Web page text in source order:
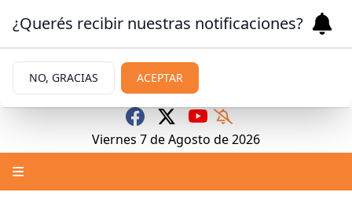
Viernes 7deAgosto de 2026
¿Querés recibir nuestras notificaciones?
NO, GRACIAS ACEPTAR